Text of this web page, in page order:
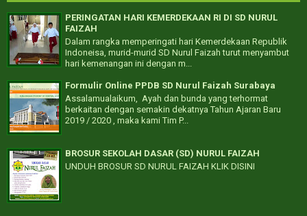
PERINGATAN HARI KEMERDEKAAN RI DI SD NURUL
FAIZAH
Dalam rangka memperingati hari Kemerdekaan Republik
Indoneisa, murid-murid SD Nurul Faizah turut menyambut
hari kemenangan ini dengan m...
Formulir Online PPDB SD Nurul Faizah Surabaya
Assalamualaikum, Ayah dan bunda yang terhormat
berkaitan dengan semakin dekatnya Tahun Ajaran Baru
2019 / 2020 , maka kami Tim P...
BROSUR SEKOLAH DASAR (SD) NURUL FAIZAH
UNDUH BROSUR SD NURUL FAIZAH KLIK DISINI